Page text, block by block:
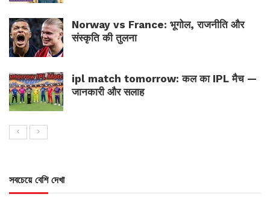
Norway vs France: भूगोल, राजनीति और
संस्कृति की तुलना
ipl match tomorrow: कल का IPL मैच —
जानकारी और सलाह
সবচেয়ে বেশি দেখা